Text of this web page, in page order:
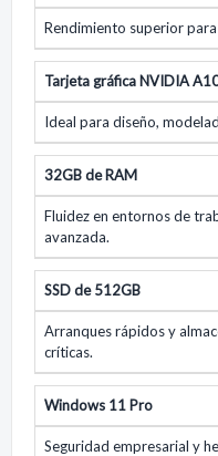
Rendimiento superior
Tarjeta gráfica NVIDIA
Ideal para diseño,
32GB de RAM
Fluidez en entornos de
avanzada.
SSD de 512GB
Arranques rápidos y
críticas.
Windows 11 Pro
Seguridad empresarial y